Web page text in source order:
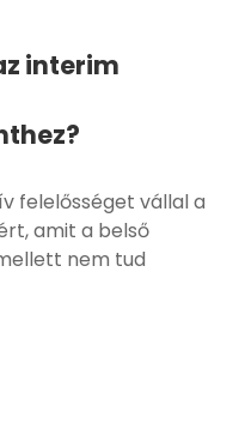
interim
felelősséget vállal a
amit a belső
nem tud